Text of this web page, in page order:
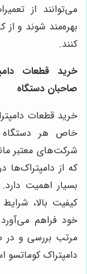
می‌توانند از
بهره‌مند شوند و
کنند.
خرید قطعات
صاحبان دستگاه
خرید قطعات
خاص هر دستگاه
شرکت‌های معتبر
که از دامپتراک‌ها
بسیار اهمیت
کیفیت بالا،
خود فراهم
مرتب بررسی و در
دامپتراک کوماتسو